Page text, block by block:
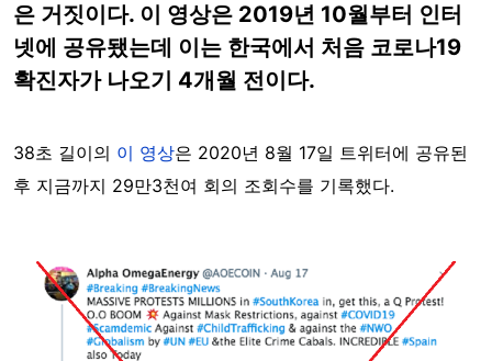
은 거짓이다. 이 영상은 2019년 10월부터 인터
넷에 공유됐는데 이는 한국에서 처음 코로나19
확진자가 나오기 4개월 전이다.
38초 길이의 이 영상은 2020년 8월 17일 트위터에 공유된
후 지금까지 29만3천여 회의 조회수를 기록했다.
Image